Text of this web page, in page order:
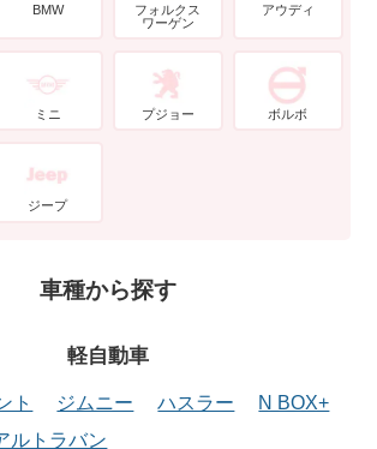
BMW
フォルクス
ワーゲン
アウディ
ミニ プジョー ボルボ
ジープ
車種から探す
軽自動車
ト ジムニー ハスラー
N BOX+
ルトラバン